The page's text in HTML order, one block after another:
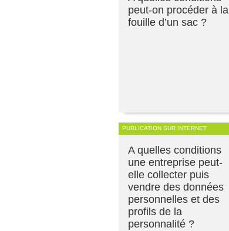
peut-on procéder à la
fouille d’un sac ?
PUBLICATION SUR INTERNET
A quelles conditions
une entreprise peut-
elle collecter puis
vendre des données
personnelles et des
profils de la
personnalité ?